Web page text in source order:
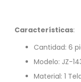
Características:
Cantidad: 6
Modelo: JZ-
Material: 1